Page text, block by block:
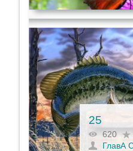
25
620
ГлавА